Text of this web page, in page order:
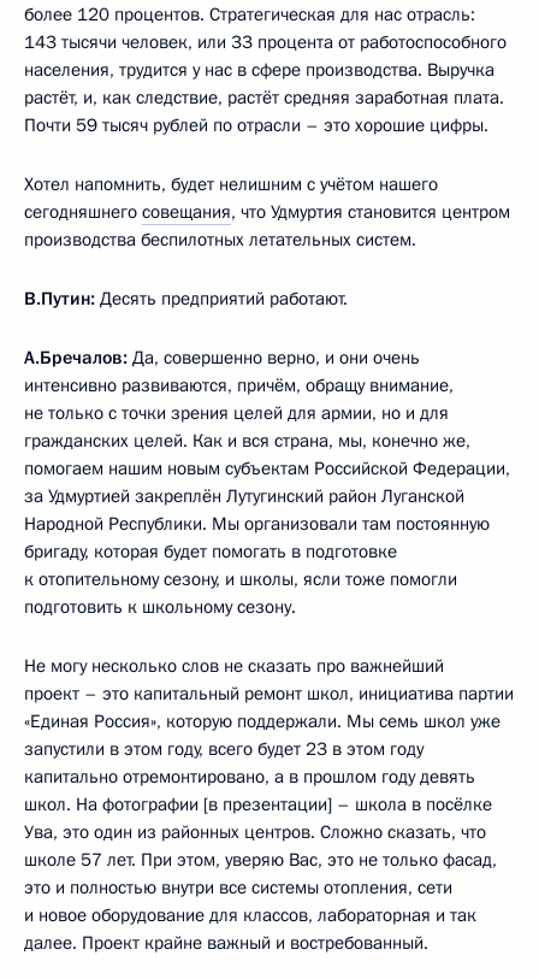
более 120 процентов. Стратегическая для нас отрасль:
143 тысячи человек, или 33 процента от работоспособного
населения, трудится у нас в сфере производства. Выручка
растёт, и, как следствие, растёт средняя заработная плата.
Почти 59 тысяч рублей по отрасли – это хорошие цифры.
Хотел напомнить, будет нелишним с учётом нашего
сегодняшнего совещания, что Удмуртия становится центром
производства беспилотных летательных систем.
В.Путин: Десять предприятий работают.
А.Бречалов: Да, совершенно верно, и они очень
интенсивно развиваются, причём, обращу внимание,
не только с точки зрения целей для армии, но и для
гражданских целей. Как и вся страна, мы, конечно же,
помогаем нашим новым субъектам Российской Федерации,
за Удмуртией закреплён Лутугинский район Луганской
Народной Республики. Мы организовали там постоянную
бригаду, которая будет помогать в подготовке
к отопительному сезону, и школы, ясли тоже помогли
подготовить к школьному сезону.
Не могу несколько слов не сказать про важнейший
проект – это капитальный ремонт школ, инициатива партии
«Единая Россия», которую поддержали. Мы семь школ уже
запустили в этом году, всего будет 23 в этом году
капитально отремонтировано, а в прошлом году девять
школ. На фотографии [в презентации] – школа в посёлке
Ува, это один из районных центров. Сложно сказать, что
школе 57 лет. При этом, уверяю Вас, это не только фасад,
это и полностью внутри все системы отопления, сети
и новое оборудование для классов, лабораторная и так
далее. Проект крайне важный и востребованный.